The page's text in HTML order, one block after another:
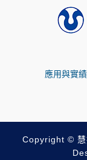
應用與實績
Copyright ©